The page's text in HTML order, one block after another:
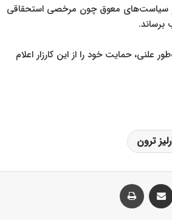
و سیاست‌های معوق چون مرخصی استحقاقی
برساند.
علنی، حمایت خود را از این کارزار اعلام
ترون